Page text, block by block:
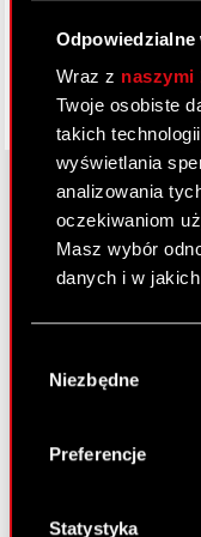
Wraz z naszymi
Twoje osobiste
takich
wyświetlania
analizowania
oczekiwaniom
Masz wybór
danych i w
lokalizacji
analizując
palca)
zgody
Niezbędne
Preferencje
Statystyka
O CD
Grupa
Inwestorzy
Kariera